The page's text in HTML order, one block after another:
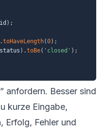
id ) ;
.toHaveLength(0) ;
status ) .toBe( 'closed' ) ;
anfordern. Besser sind
kurze Eingabe,
Erfolg, Fehler und